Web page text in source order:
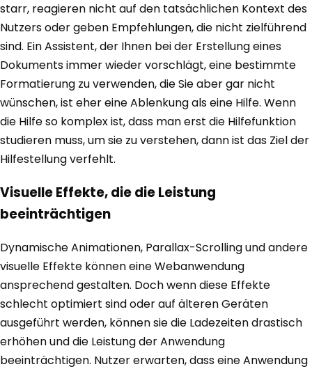
starr, reagieren nicht auf den tatsächlichen Kontext des
Nutzers oder geben Empfehlungen, die nicht zielführend
sind. Ein Assistent, der Ihnen bei der Erstellung eines
Dokuments immer wieder vorschlägt, eine bestimmte
Formatierung zu verwenden, die Sie aber gar nicht
wünschen, ist eher eine Ablenkung als eine Hilfe. Wenn
die Hilfe so komplex ist, dass man erst die Hilfefunktion
studieren muss, um sie zu verstehen, dann ist das Ziel der
Hilfestellung verfehlt.
Visuelle Effekte, die die Leistung
beeinträchtigen
Dynamische Animationen, Parallax-Scrolling und andere
visuelle Effekte können eine Webanwendung
ansprechend gestalten. Doch wenn diese Effekte
schlecht optimiert sind oder auf älteren Geräten
ausgeführt werden, können sie die Ladezeiten drastisch
erhöhen und die Leistung der Anwendung
beeinträchtigen. Nutzer erwarten, dass eine Anwendung